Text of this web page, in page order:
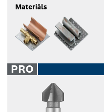
Materiāls
PRO